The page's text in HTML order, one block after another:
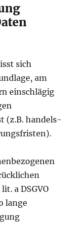
sich
am
einschlägig
(z.B. handels-
a DSGVO
lange